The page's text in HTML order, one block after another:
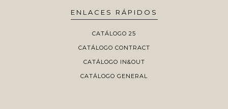
ENLACES RÁPIDOS
CATÁLOGO 25
CATÁLOGO CONTRACT
CATÁLOGO IN&OUT
CATÁLOGO GENERAL